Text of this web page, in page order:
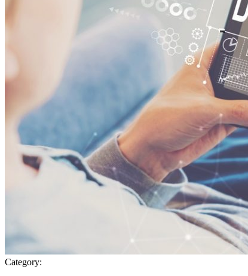
Category: